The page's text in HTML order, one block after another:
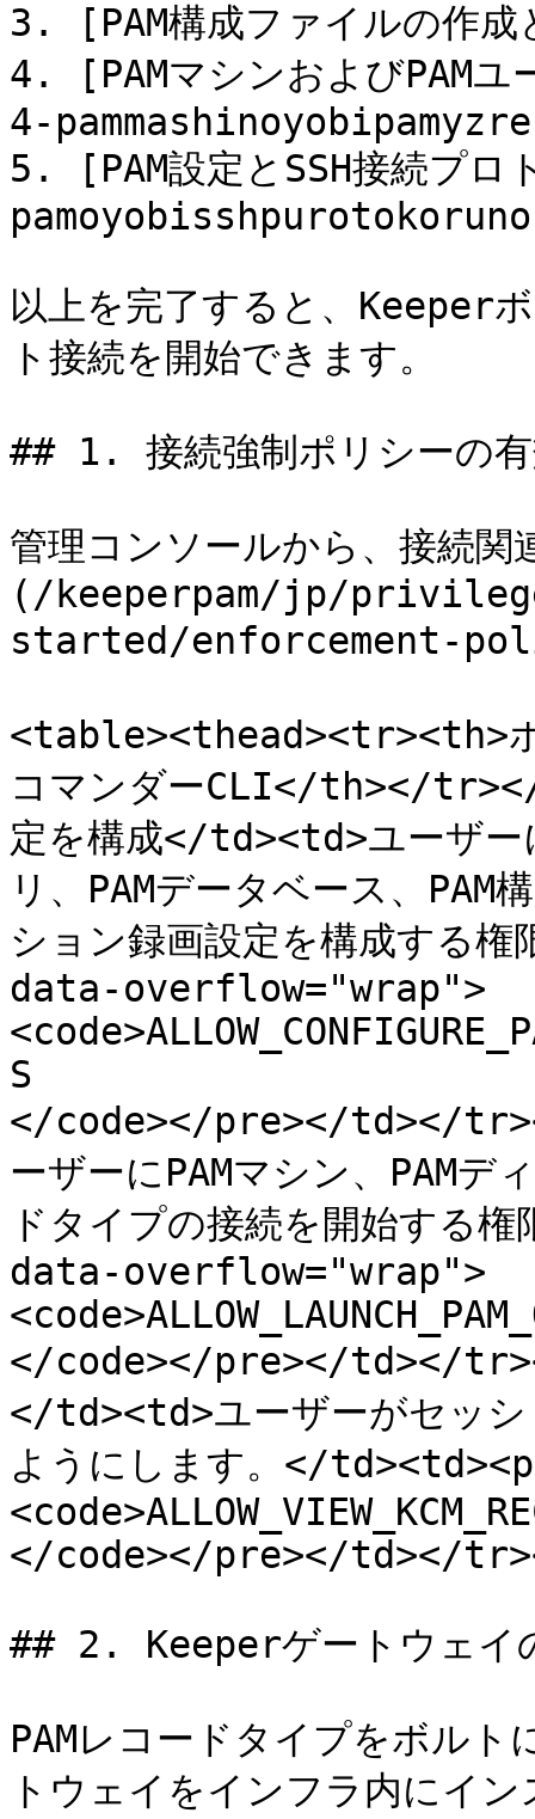
3. [PAM構成ファイルの作
4. [PAMマシンおよびPAM
4-
5. [PAM設定とSSH接続プ
以上を完了すると、Keeper
ト接続を開始できます。
## 1. 接続強制ポリシーの
管理コンソールから、接続
(/keeperpam/jp/
started/enforcement-
<table><thead><tr><th>
コマンダーCLI</th></
定を構成</td><td>ユーザー
リ、PAMデータベース、
ション録画設定を構成する
data-overflow="wrap">
S
</code></pre></td></
ーザーにPAMマシン、PAMデ
ドタイプの接続を開始する
data-overflow="wrap">
</code></pre></td></
</td><td>ユーザーがセッシ
ようにします。</
</code></pre></td></
## 2. Keeperゲートウェイ
PAMレコードタイプをボル
トウェイをインフラ内にイ